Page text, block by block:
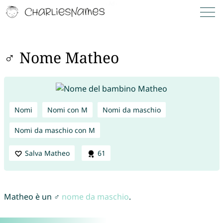
♂ Nome Matheo
Nomi Nomi con M Nomi da maschio
Nomi da maschio con M
Salva Matheo 61
Matheo è un ♂ nome da maschio.